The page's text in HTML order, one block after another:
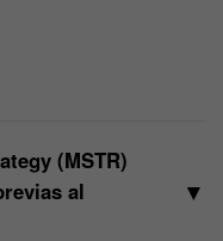
(MSTR)
al
▼